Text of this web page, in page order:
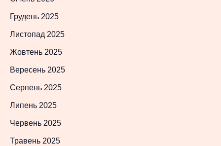
Грудень 2025
Листопад 2025
Жовтень 2025
Вересень 2025
Серпень 2025
Липень 2025
Червень 2025
Травень 2025